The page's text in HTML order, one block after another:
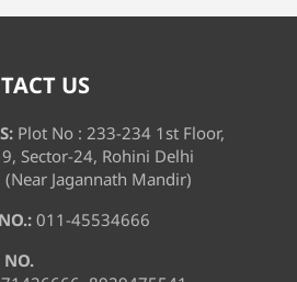
US
Plot No : 233-234 1st Floor,
Sector-24, Rohini Delhi
Jagannath Mandir)
011-45534666
NO.